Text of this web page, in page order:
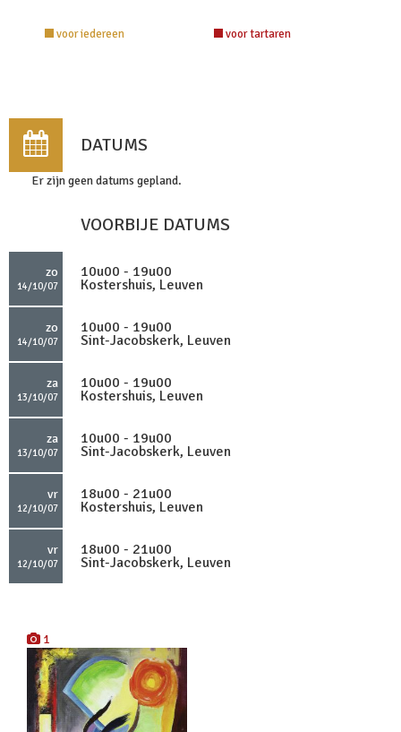
voor iedereen voor tartaren
DATUMS
Er zijn geen datums gepland.
VOORBIJE DATUMS
zo
14/10/07
10u00 - 19u00
Kostershuis, Leuven
zo
14/10/07
10u00 - 19u00
Sint-Jacobskerk, Leuven
za
13/10/07
10u00 - 19u00
Kostershuis, Leuven
za
13/10/07
10u00 - 19u00
Sint-Jacobskerk, Leuven
vr
12/10/07
18u00 - 21u00
Kostershuis, Leuven
vr
12/10/07
18u00 - 21u00
Sint-Jacobskerk, Leuven
1